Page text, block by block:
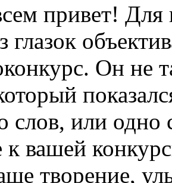
привет! Для
глазок
Он не
слов, или
к вашей
творение,